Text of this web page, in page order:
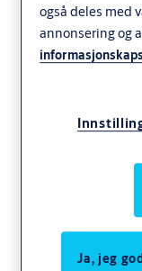
også deles med
annonsering og
Ja, jeg